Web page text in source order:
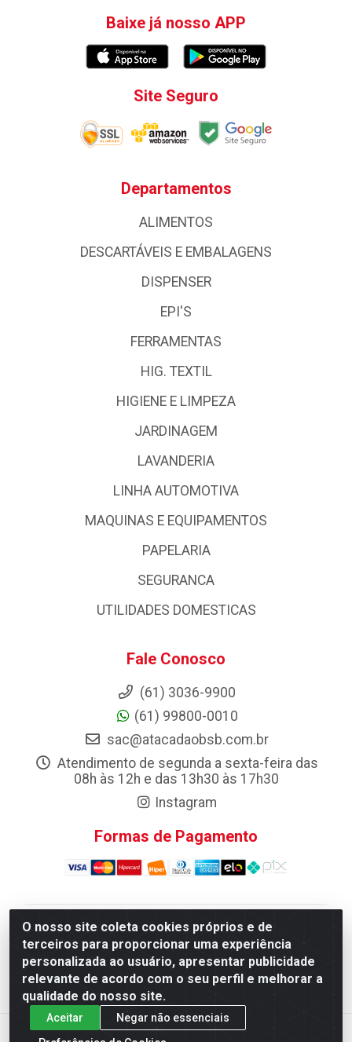
O nosso site coleta cookies próprios e de
terceiros para proporcionar uma experiência
personalizada ao usuário, apresentar publicidade
relevante de acordo com o seu perfil e melhorar a
qualidade do nosso site.
Aceitar
Negar não essenciais
Baixe já nosso APP
Site Seguro
Departamentos
ALIMENTOS
DESCARTÁVEIS E EMBALAGENS
DISPENSER
EPI'S
FERRAMENTAS
HIG. TEXTIL
HIGIENE E LIMPEZA
JARDINAGEM
LAVANDERIA
LINHA AUTOMOTIVA
MAQUINAS E EQUIPAMENTOS
PAPELARIA
SEGURANCA
UTILIDADES DOMESTICAS
Fale Conosco
(61) 3036-9900
(61) 99800-0010
sac@atacadaobsb.com.br
Atendimento de segunda a sexta-feira das
08h às 12h e das 13h30 às 17h30
Instagram
Formas de Pagamento
Atacadao da Limpeza F. Pereira Queiroz Comercio e
Distribuicao LTDA - Quadra Qi 10 Lotes 39 e, 41 - Setor
Industrial (Taguatinga), Brasília/DF - CEP 72.135-100 -
CNPJ 13.184.675/0001-80